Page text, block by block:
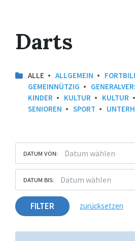
Darts
ALLE ALLGEMEIN
GEMEINNÜTZIG
KINDER
KULTUR KULTUR
SENIOREN
SPORT
DATUM VON:
DATUM BIS:
FILTER zurücksetzen